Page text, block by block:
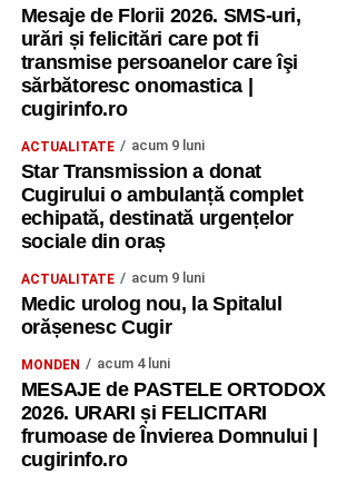
Mesaje de Florii 2026. SMS-uri,
urări și felicitări care pot fi
transmise persoanelor care îşi
sărbătoresc onomastica |
cugirinfo.ro
ACTUALITATE acum 9 luni
Star Transmission a donat
Cugirului o ambulanță complet
echipată, destinată urgențelor
sociale din oraș
ACTUALITATE acum 9 luni
Medic urolog nou, la Spitalul
orășenesc Cugir
MONDEN acum 4 luni
MESAJE de PASTELE ORTODOX
2026. URARI și FELICITARI
frumoase de Învierea Domnului |
cugirinfo.ro